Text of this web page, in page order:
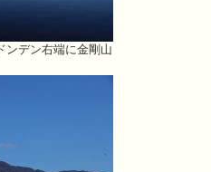
ンデン右端に金剛山